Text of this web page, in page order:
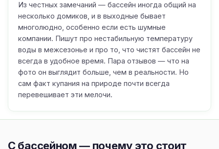
Из честных замечаний — бассейн иногда общий на
несколько домиков, и в выходные бывает
многолюдно, особенно если есть шумные
компании. Пишут про нестабильную температуру
воды в межсезонье и про то, что чистят бассейн не
всегда в удобное время. Пара отзывов — что на
фото он выглядит больше, чем в реальности. Но
сам факт купания на природе почти всегда
перевешивает эти мелочи.
С бассейном — почему это стоит